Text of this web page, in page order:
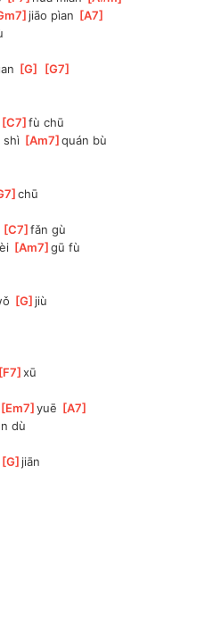
]jiāo pìan [A7
[G [G7
[C7 ]
fù chū
shì [Am7 ]
quán bù
]
chū
[C7 ]
fǎn gù
[Am7 ]
gū fù
[G ]jiù
[F7 ]
xū
[Em7 ]
yuē [A7
dù
[G ]jiān